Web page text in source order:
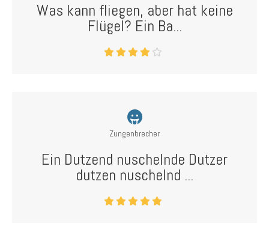
Was kann fliegen, aber hat keine
Flügel? Ein Ba...
Zungenbrecher
Ein Dutzend nuschelnde Dutzer
dutzen nuschelnd ...